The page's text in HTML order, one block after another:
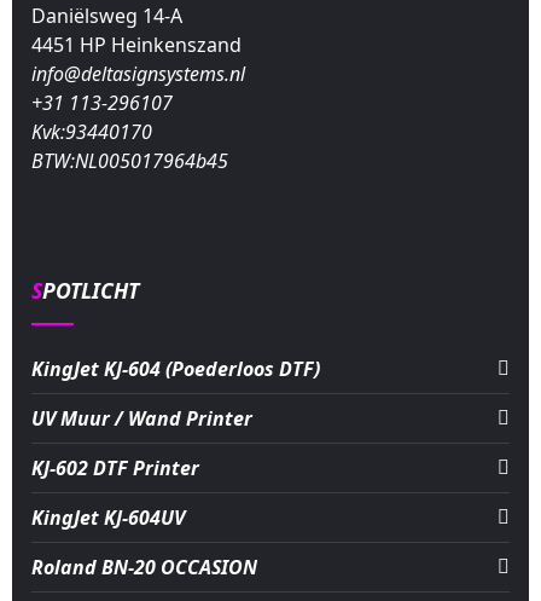
Daniëlsweg 14-A
4451 HP Heinkenszand
info@deltasignsystems.nl
+31 113-296107
Kvk:93440170
BTW:NL005017964b45
SPOTLICHT
KingJet KJ-604 (Poederloos DTF)
UV Muur / Wand Printer
KJ-602 DTF Printer
KingJet KJ-604UV
Roland BN-20 OCCASION